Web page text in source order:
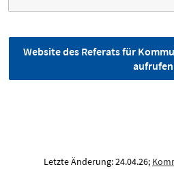
Website des Referats für
aufrufen
Letzte Änderung: 24.04.26;